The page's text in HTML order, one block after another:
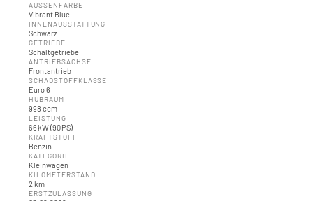
AUSSENFARBE
Vibrant Blue
INNENAUSSTATTUNG
Schwarz
GETRIEBE
Schaltgetriebe
ANTRIEBSACHSE
Frontantrieb
SCHADSTOFFKLASSE
Euro 6
HUBRAUM
998 ccm
LEISTUNG
66 kW (90 PS)
KRAFTSTOFF
Benzin
KATEGORIE
Kleinwagen
KILOMETERSTAND
2 km
ERSTZULASSUNG